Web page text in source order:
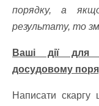
порядку, а
результату, то
Ваші дії для
досудовому
Написати